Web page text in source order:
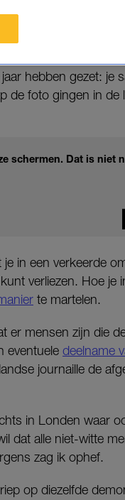
hebben gezet: je
de foto gingen in de
schermen. Dat is niet
in een verkeerde
verliezen. Hoe je
te martelen.
er mensen zijn die
eventuele deelname
journaille de
in Londen waar
dat alle niet-witte
zag ik ophef.
op diezelfde